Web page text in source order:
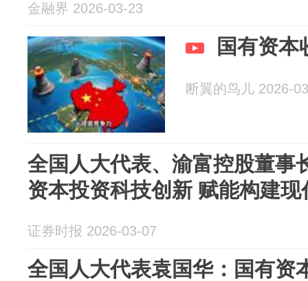
金融界 2026-03-23
国有资本
断翼的鸟儿 2026-
全国人大代表、渝富控股董事
资本投资科技创新 赋能构建
证券时报 2026-03-07
全国人大代表袁国华：国有资